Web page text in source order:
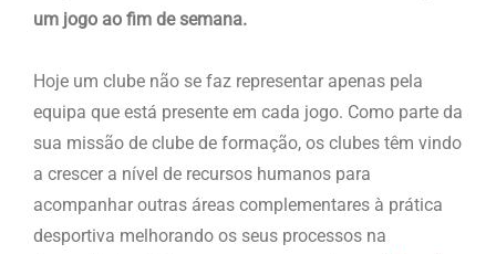
um jogo ao fim de semana.
Hoje um clube não se faz representar apenas pela
equipa que está presente em cada jogo. Como parte da
sua missão de clube de formação, os clubes têm vindo
a crescer a nível de recursos humanos para
acompanhar outras áreas complementares à prática
desportiva melhorando os seus processos na